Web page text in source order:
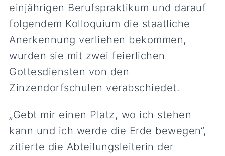
einjährigen Berufspraktikum und darauf
folgendem Kolloquium die staatliche
Anerkennung verliehen bekommen,
wurden sie mit zwei feierlichen
Gottesdiensten von den
Zinzendorfschulen verabschiedet.
„Gebt mir einen Platz, wo ich stehen
kann und ich werde die Erde bewegen“,
zitierte die Abteilungsleiterin der